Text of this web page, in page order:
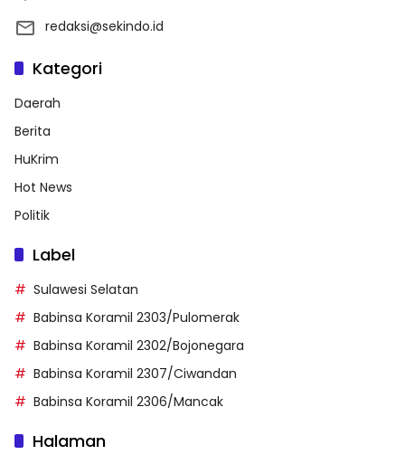
redaksi@sekindo.id
Kategori
Daerah
Berita
HuKrim
Hot News
Politik
Label
Sulawesi Selatan
Babinsa Koramil 2303/Pulomerak
Babinsa Koramil 2302/Bojonegara
Babinsa Koramil 2307/Ciwandan
Babinsa Koramil 2306/Mancak
Halaman